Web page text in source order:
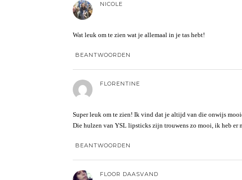
NICOLE
Wat leuk om te zien wat je allemaal in je tas hebt!
BEANTWOORDEN
FLORENTINE
Super leuk om te zien! Ik vind dat je altijd van die onwijs
Die hulzen van YSL lipsticks zijn trouwens zo mooi, ik heb er
BEANTWOORDEN
FLOOR DAASVAND